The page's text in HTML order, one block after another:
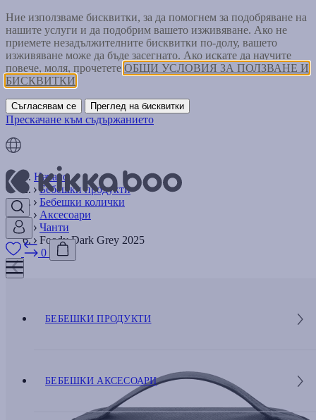
Ние използваме бисквитки, за да помогнем за подобряване на
нашите услуги и да подобрим вашето изживяване. Ако не
приемете незадължителните бисквитки по-долу, вашето
изживяване може да бъде засегнато. Ако искате да научите
повече, моля, прочетете ОБЩИ УСЛОВИЯ ЗА ПОЛЗВАНЕ И
БИСКВИТКИ
Съгласявам се Преглед на бисквитки
Прескачане към съдържанието
0
БЕБЕШКИ ПРОДУКТИ
БЕБЕШКИ АКСЕСОАРИ
Начало
Бебешки продукти
Бебешки колички
Аксесоари
Чанти
Foody Dark Grey 2025